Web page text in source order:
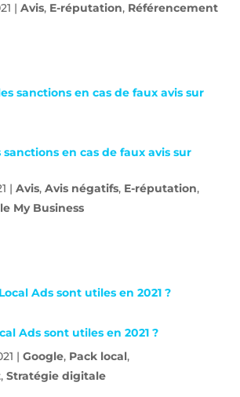
| Avis, E-réputation, Référencement
en cas de faux avis sur
| Avis, Avis négatifs, E-réputation,
My Business
Ads sont utiles en 2021 ?
| Google, Pack local,
, Stratégie digitale